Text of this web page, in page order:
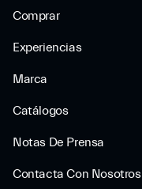
Comprar
Experiencias
Marca
Catálogos
Notas De Prensa
Contacta Con Nosotros